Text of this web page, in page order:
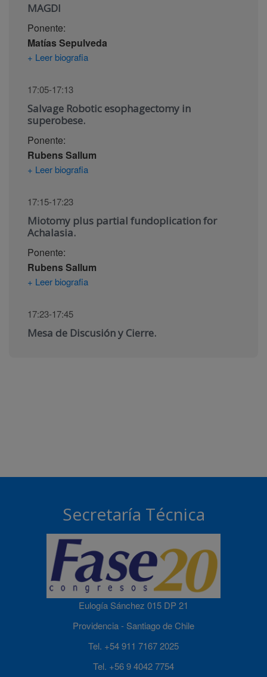
MAGDI
Ponente:
Matías Sepulveda
+ Leer biografia
17:05-17:13
Salvage Robotic esophagectomy in
superobese.
Ponente:
Rubens Sallum
+ Leer biografia
17:15-17:23
Miotomy plus partial fundoplication for
Achalasia.
Ponente:
Rubens Sallum
+ Leer biografia
17:23-17:45
Mesa de Discusión y Cierre.
Secretaría Técnica
Eulogía Sánchez 015 DP 21
Providencia - Santiago de Chile
Tel. +54 911 7167 2025
Tel. +56 9 4042 7754